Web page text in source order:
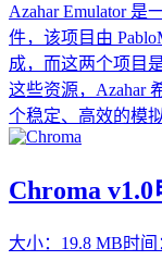
Azahar Emulator 是
件，该项目由
成，而这两个项目
这些资源，Azahar
个稳定、高效的模
Chroma
大小： 19.8 MB时间